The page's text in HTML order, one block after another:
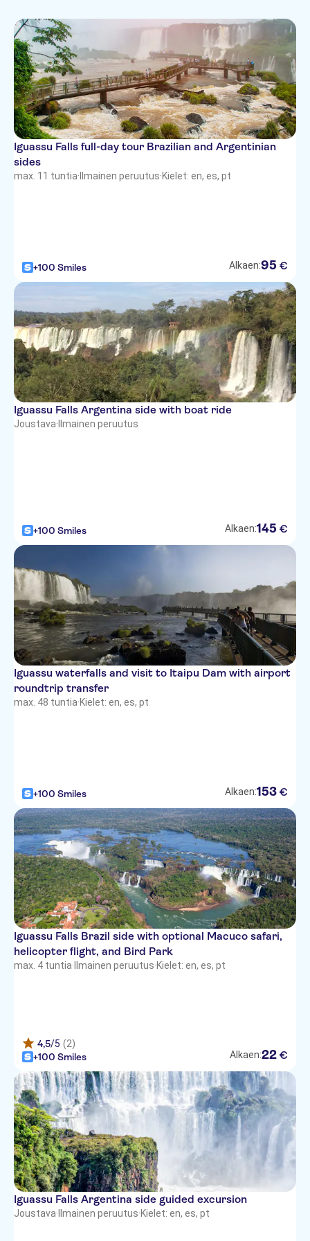
Iguassu Falls full-day tour Brazilian and Argentinian
sides
max. 11 tuntia· Ilmainen peruutus·Kielet: en, es, pt
+100 Smiles Alkaen:95 €
Iguassu Falls Argentina side with boat ride
Joustava· Ilmainen peruutus
+100 Smiles Alkaen:145 €
Iguassu waterfalls and visit to Itaipu Dam with airport
roundtrip transfer
max. 48 tuntia·Kielet: en, es, pt
+100 Smiles Alkaen:153 €
Iguassu Falls Brazil side with optional Macuco safari,
helicopter flight, and Bird Park
max. 4 tuntia· Ilmainen peruutus·Kielet: en, es, pt
4,5/5 (2)
+100 Smiles
Alkaen:22 €
Iguassu Falls Argentina side guided excursion
Joustava· Ilmainen peruutus·Kielet: en, es, pt